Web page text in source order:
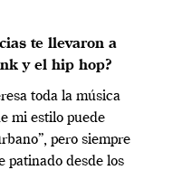
te llevaron a
y el hip hop?
toda la música
mi estilo puede
pero siempre
patinado desde los